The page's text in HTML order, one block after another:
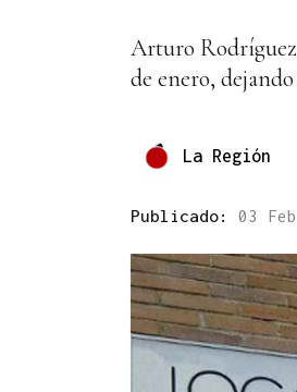
Arturo
de enero,
La Región
Publicado: 03